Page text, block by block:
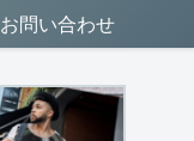
お問い合わせ